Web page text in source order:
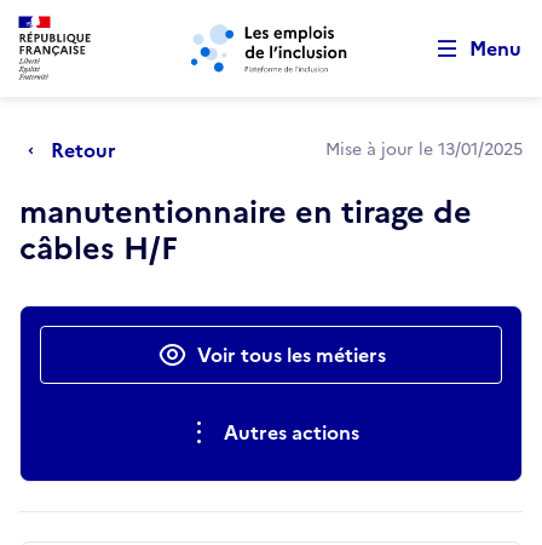
Aller au menu principal Aller au contenu principal
Menu
Retour Mise à jour le 13/01/2025
manutentionnaire en tirage de
câbles H/F
Actions rapidesVoir tous les métiers
Autres actions
Retour au début de la page
Panneau de gestion des cookies